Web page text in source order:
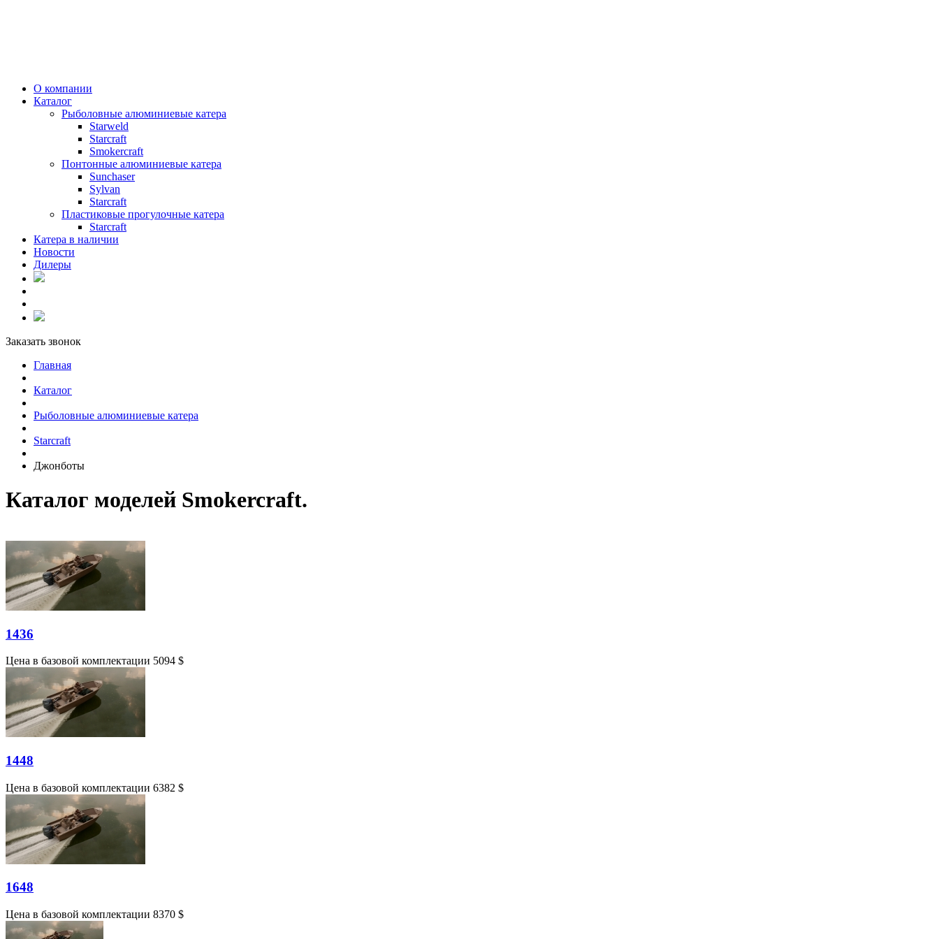
О компании
Каталог
Рыболовные алюминиевые катера
Starweld
Starcraft
Smokercraft
Понтонные алюминиевые катера
Sunchaser
Sylvan
Starcraft
Пластиковые прогулочные катера
Starcraft
Катера в наличии
Новости
Дилеры
Заказать звонок
Главная
Каталог
Рыболовные алюминиевые катера
Starcraft
Джонботы
Каталог моделей Smokercraft.
1436
Цена в базовой комплектации 5094 $
1448
Цена в базовой комплектации 6382 $
1648
Цена в базовой комплектации 8370 $